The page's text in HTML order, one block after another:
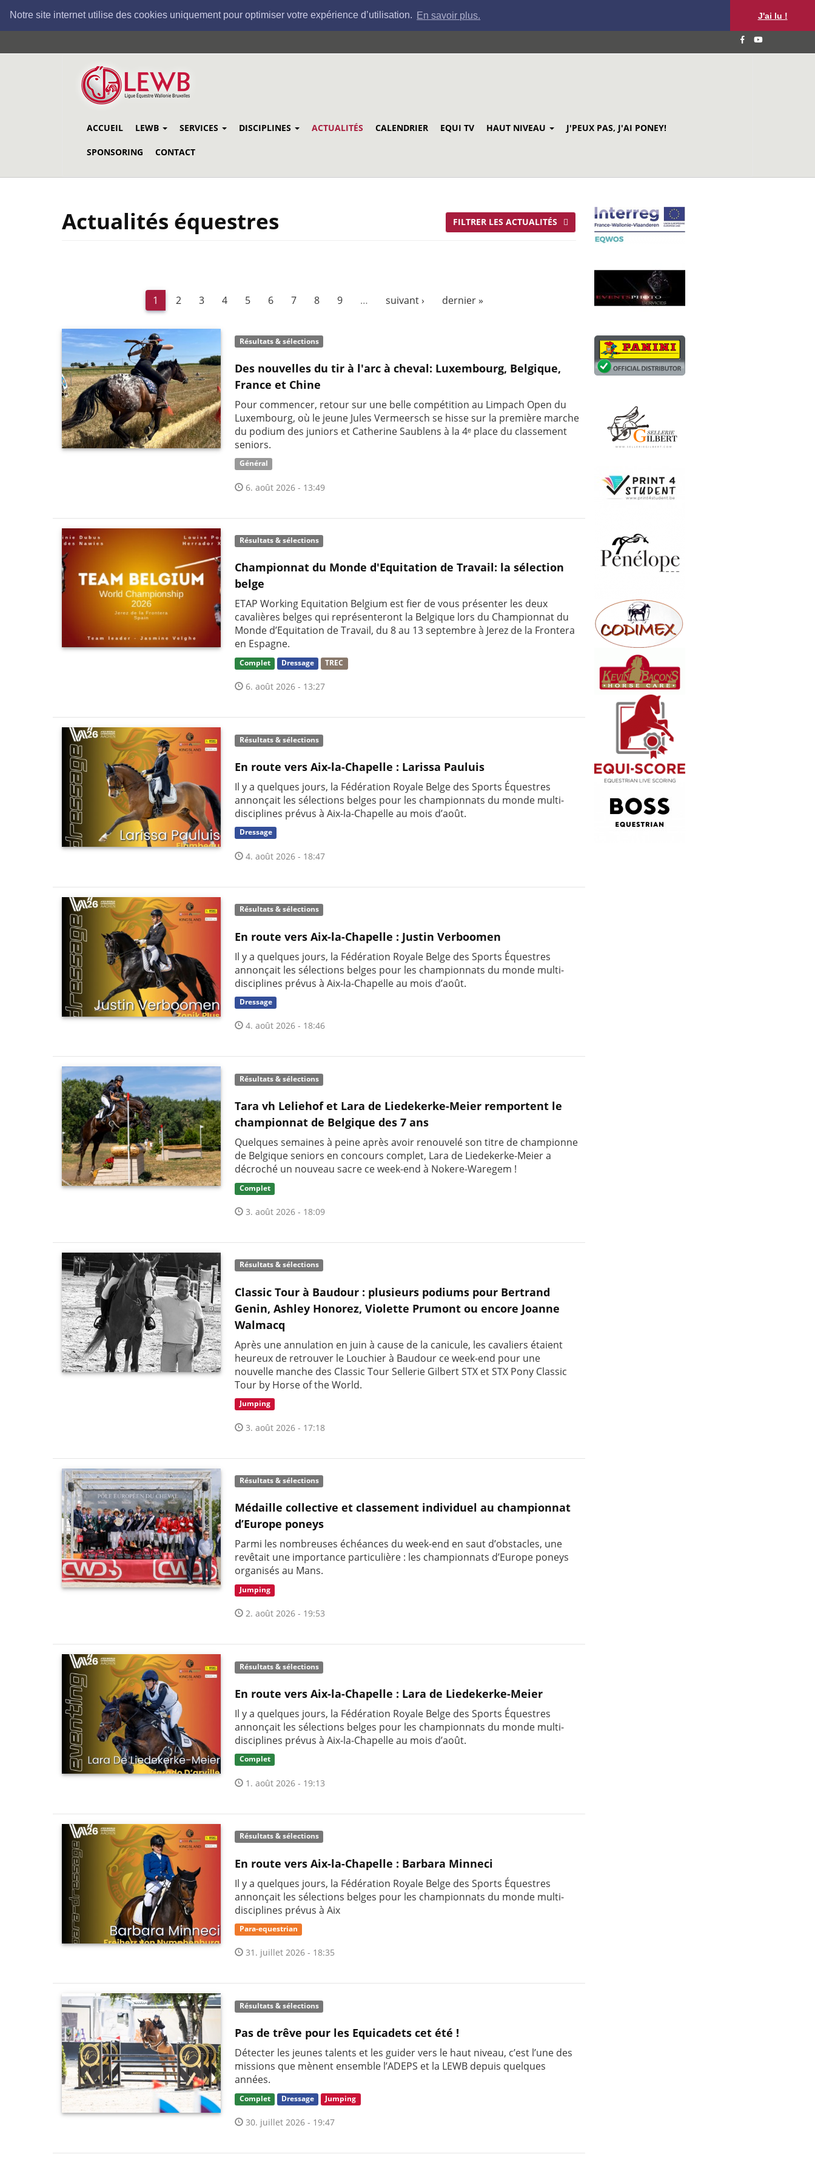
Notre site internet utilise des cookies uniquement pour optimiser votre expérience d’utilisation. En savoir plus. J'ai lu !
au
ACCUEIL LEWB SERVICES DISCIPLINES ACTUALITÉS CALENDRIER EQUI TV HAUT NIVEAU J'PEUX PAS, J'AI PONEY!
SPONSORING CONTACT
Actualités équestres FILTRER LES ACTUALITÉS
1 2 3 4 5 6 7 8 9 … suivant › dernier »
Résultats & sélections
Des nouvelles du tir à l'arc à cheval: Luxembourg, Belgique,
France et Chine
Pour commencer, retour sur une belle compétition au Limpach Open du
Luxembourg, où le jeune Jules Vermeersch se hisse sur la première marche
du podium des juniors et Catherine Saublens à la 4ᵉ place du classement
seniors.
Général
6. août 2026 - 13:49
Résultats & sélections
Championnat du Monde d'Equitation de Travail: la sélection
belge
ETAP Working Equitation Belgium est fier de vous présenter les deux
cavalières belges qui représenteront la Belgique lors du Championnat du
Monde d’Equitation de Travail, du 8 au 13 septembre à Jerez de la Frontera
en Espagne.
Complet Dressage TREC
6. août 2026 - 13:27
Résultats & sélections
En route vers Aix-la-Chapelle : Larissa Pauluis
Il y a quelques jours, la Fédération Royale Belge des Sports Équestres
annonçait les sélections belges pour les championnats du monde multi-
disciplines prévus à Aix-la-Chapelle au mois d’août.
Dressage
4. août 2026 - 18:47
Résultats & sélections
En route vers Aix-la-Chapelle : Justin Verboomen
Il y a quelques jours, la Fédération Royale Belge des Sports Équestres
annonçait les sélections belges pour les championnats du monde multi-
disciplines prévus à Aix-la-Chapelle au mois d’août.
Dressage
4. août 2026 - 18:46
Résultats & sélections
Tara vh Leliehof et Lara de Liedekerke-Meier remportent le
championnat de Belgique des 7 ans
Quelques semaines à peine après avoir renouvelé son titre de championne
de Belgique seniors en concours complet, Lara de Liedekerke-Meier a
décroché un nouveau sacre ce week-end à Nokere-Waregem !
Complet
3. août 2026 - 18:09
Résultats & sélections
Classic Tour à Baudour : plusieurs podiums pour Bertrand
Genin, Ashley Honorez, Violette Prumont ou encore Joanne
Walmacq
Après une annulation en juin à cause de la canicule, les cavaliers étaient
heureux de retrouver le Louchier à Baudour ce week-end pour une
nouvelle manche des Classic Tour Sellerie Gilbert STX et STX Pony Classic
Tour by Horse of the World.
Jumping
3. août 2026 - 17:18
Résultats & sélections
Médaille collective et classement individuel au championnat
d’Europe poneys
Parmi les nombreuses échéances du week-end en saut d’obstacles, une
revêtait une importance particulière : les championnats d’Europe poneys
organisés au Mans.
Jumping
2. août 2026 - 19:53
Résultats & sélections
En route vers Aix-la-Chapelle : Lara de Liedekerke-Meier
Il y a quelques jours, la Fédération Royale Belge des Sports Équestres
annonçait les sélections belges pour les championnats du monde multi-
disciplines prévus à Aix-la-Chapelle au mois d’août.
Complet
1. août 2026 - 19:13
Résultats & sélections
En route vers Aix-la-Chapelle : Barbara Minneci
Il y a quelques jours, la Fédération Royale Belge des Sports Équestres
annonçait les sélections belges pour les championnats du monde multi-
disciplines prévus à Aix
Para-equestrian
31. juillet 2026 - 18:35
Résultats & sélections
Pas de trêve pour les Equicadets cet été !
Détecter les jeunes talents et les guider vers le haut niveau, c’est l’une des
missions que mènent ensemble l’ADEPS et la LEWB depuis quelques
années.
Complet Dressage Jumping
30. juillet 2026 - 19:47